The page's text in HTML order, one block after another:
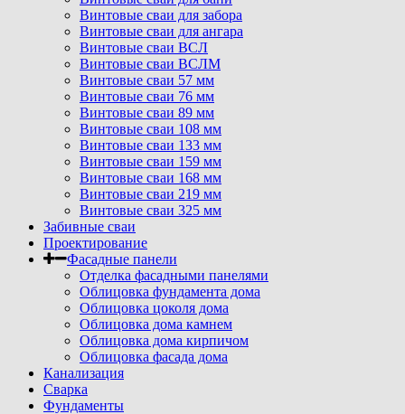
Винтовые сваи для забора
Винтовые сваи для ангара
Винтовые сваи ВСЛ
Винтовые сваи ВСЛМ
Винтовые сваи 57 мм
Винтовые сваи 76 мм
Винтовые сваи 89 мм
Винтовые сваи 108 мм
Винтовые сваи 133 мм
Винтовые сваи 159 мм
Винтовые сваи 168 мм
Винтовые сваи 219 мм
Винтовые сваи 325 мм
Забивные сваи
Проектирование
Фасадные панели
Отделка фасадными панелями
Облицовка фундамента дома
Облицовка цоколя дома
Облицовка дома камнем
Облицовка дома кирпичом
Облицовка фасада дома
Канализация
Сварка
Фундаменты